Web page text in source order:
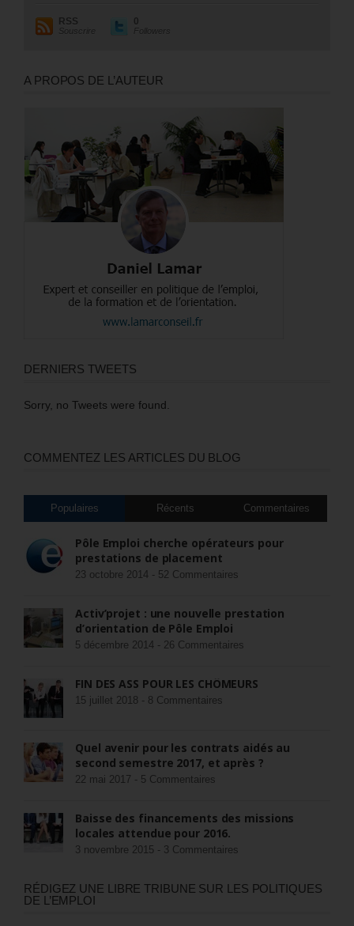
RSS
Souscrire
0
Followers
A PROPOS DE L’AUTEUR
DERNIERS TWEETS
Sorry, no Tweets were found.
COMMENTEZ LES ARTICLES DU BLOG
Populaires Récents Commentaires
Pôle Emploi cherche opérateurs pour
prestations de placement
23 octobre 2014 - 52 Commentaires
Activ’projet : une nouvelle prestation
d’orientation de Pôle Emploi
5 décembre 2014 - 26 Commentaires
FIN DES ASS POUR LES CHÔMEURS
15 juillet 2018 - 8 Commentaires
Quel avenir pour les contrats aidés au
second semestre 2017, et après ?
22 mai 2017 - 5 Commentaires
Baisse des financements des missions
locales attendue pour 2016.
3 novembre 2015 - 3 Commentaires
RÉDIGEZ UNE LIBRE TRIBUNE SUR LES POLITIQUES
DE L’EMPLOI